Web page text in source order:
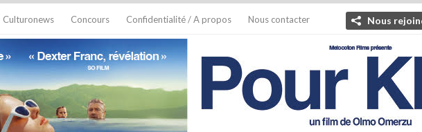
Culturonews Concours Confidentialité / A propos Nous contacter Nous